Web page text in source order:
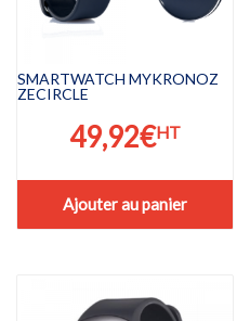
SMARTWATCH MYKRONOZ
ZECIRCLE
49,92€HT
Ajouter au panier